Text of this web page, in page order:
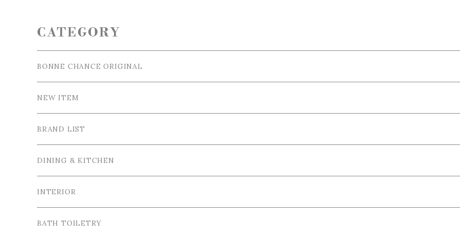
CATEGORY
BONNE CHANCE ORIGINAL
NEW ITEM
BRAND LIST
La Ceramica / ラ・セラミカ
Cutipol / クチポール
Bordallo Pinheiro / ボルダロ・ピニェイロ
DINING & KITCHEN
Tableware / 食器
Tea＆Coffee cup / ティー＆コーヒーカップ
Cutlery / カトラリー
INTERIOR
Tray＆Case /トレイ＆小物入れ
BATH TOILETRY